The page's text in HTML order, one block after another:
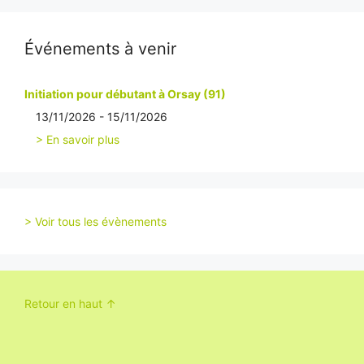
Événements à venir
Initiation pour débutant à Orsay (91)
13/11/2026 - 15/11/2026
> En savoir plus
> Voir tous les évènements
Retour en haut ↑